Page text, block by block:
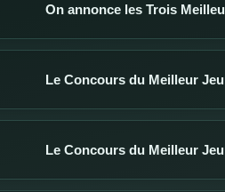
On annonce les Trois
Le Concours du Meilleur
Le Concours du Meilleur